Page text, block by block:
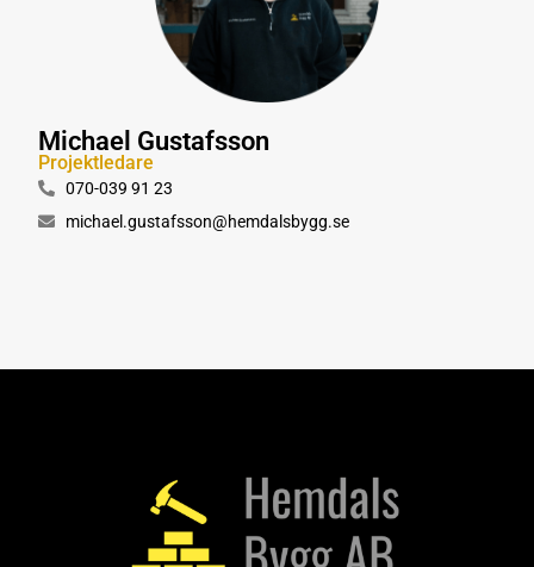
Michael Gustafsson
Projektledare
070-039 91 23
michael.gustafsson@hemdalsbygg.se